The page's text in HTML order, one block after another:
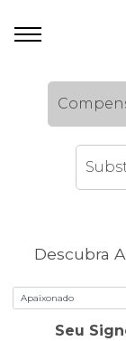
Descubra
Seu